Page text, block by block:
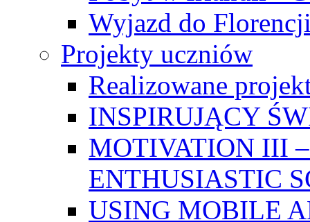
Wyjazd do
Projekty uczniów
Realizowane
INSPIRUJĄCY
MOTIVATION III
ENTHUSIASTIC
USING MOBILE